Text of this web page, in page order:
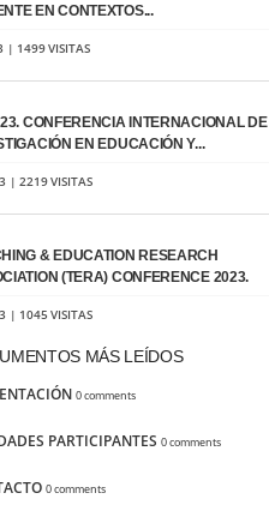
EN CONTEXTOS...
| 1499 VISITAS
CONFERENCIA INTERNACIONAL DE
EN EDUCACIÓN Y...
| 2219 VISITAS
& EDUCATION RESEARCH
(TERA) CONFERENCE 2023.
| 1045 VISITAS
MÁS LEÍDOS
0 comments
PARTICIPANTES 0 comments
0 comments